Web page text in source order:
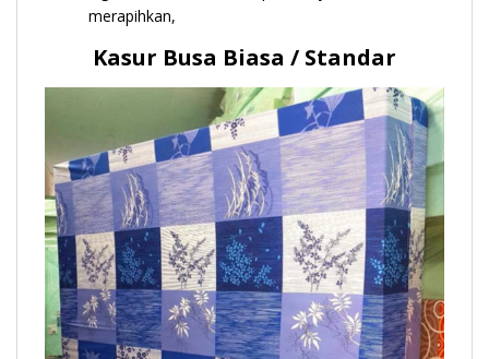
merapihkan,
Kasur Busa Biasa / Standar